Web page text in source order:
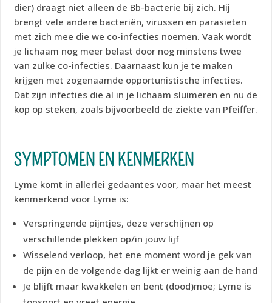
dier) draagt niet alleen de Bb-bacterie bij zich. Hij
brengt vele andere bacteriën, virussen en parasieten
met zich mee die we co-infecties noemen. Vaak wordt
je lichaam nog meer belast door nog minstens twee
van zulke co-infecties. Daarnaast kun je te maken
krijgen met zogenaamde opportunistische infecties.
Dat zijn infecties die al in je lichaam sluimeren en nu de
kop op steken, zoals bijvoorbeeld de ziekte van Pfeiffer.
SYMPTOMEN EN KENMERKEN
Lyme komt in allerlei gedaantes voor, maar het meest
kenmerkend voor Lyme is:
Verspringende pijntjes, deze verschijnen op
verschillende plekken op/in jouw lijf
Wisselend verloop, het ene moment word je gek van
de pijn en de volgende dag lijkt er weinig aan de hand
Je blijft maar kwakkelen en bent (dood)moe; Lyme is